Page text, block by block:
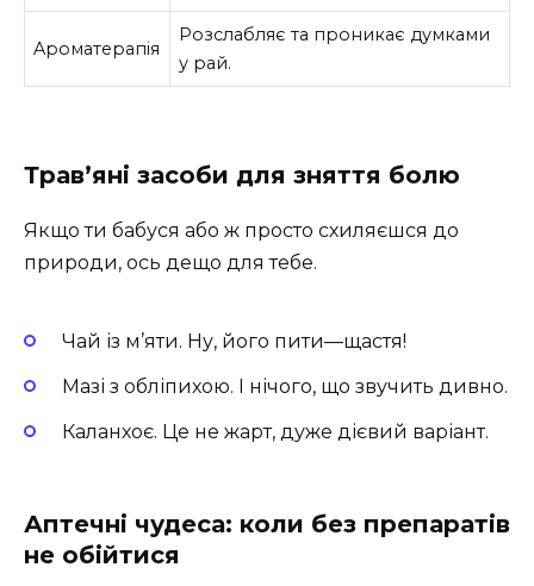
Aроматерапія
Розслабляє та проникає думками
у рай.
Трав’яні засоби для зняття болю
Якщо ти бабуся або ж просто схиляєшся до
природи, ось дещо для тебе.
Чай із м’яти. Ну, його пити—щастя!
Мазі з обліпихою. І нічого, що звучить дивно.
Каланхоє. Це не жарт, дуже дієвий варіант.
Аптечні чудеса: коли без препаратів
не обійтися